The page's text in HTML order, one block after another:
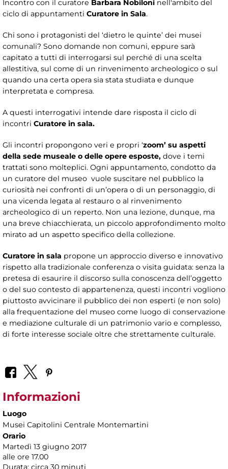
Incontro con il curatore Barbara Nobiloni nell'ambito del
ciclo di appuntamenti Curatore in Sala.
Chi sono i protagonisti del ‘dietro le quinte’ dei musei
comunali? Sono domande non comuni, eppure sarà
capitato a tutti di interrogarsi sul perché di una scelta
allestitiva, sul come di un rinvenimento archeologico o sul
quando una certa opera sia stata studiata e dunque
interpretata e compresa.
A questi interrogativi intende dare risposta il ciclo di
incontri Curatore in sala.
Gli incontri propongono veri e propri ‘zoom’ su aspetti
della sede museale o delle opere esposte, dove i temi
trattati sono molteplici. Ogni appuntamento, condotto da
un curatore del museo vuole suscitare nel pubblico la
curiosità nei confronti di un’opera o di un personaggio, di
una vicenda legata al restauro o al rinvenimento
archeologico di un reperto. Non una lezione, dunque, ma
una breve chiacchierata, un piccolo approfondimento molto
mirato ad un aspetto specifico della collezione.
Curatore in sala propone un approccio diverso e innovativo
rispetto alla tradizionale conferenza o visita guidata: senza la
pretesa di esaurire il discorso sulla conoscenza dell’oggetto
o del suo contesto di appartenenza, questi incontri vogliono
piuttosto avvicinare il pubblico dei non esperti (e non solo)
alla frequentazione del museo come luogo di conservazione
e mediazione culturale di un patrimonio vario e complesso,
di forte interesse sociale oltre che strettamente culturale.
Informazioni
Luogo
Musei Capitolini Centrale Montemartini
Orario
Martedì 13 giugno 2017
alle ore 17.00
Durata: circa 30 minuti